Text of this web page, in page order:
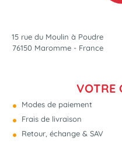
15 rue du Moulin à Poudre
76150 Maromme - France
VOTRE
Modes de paiement
Frais de livraison
Retour, échange & SAV